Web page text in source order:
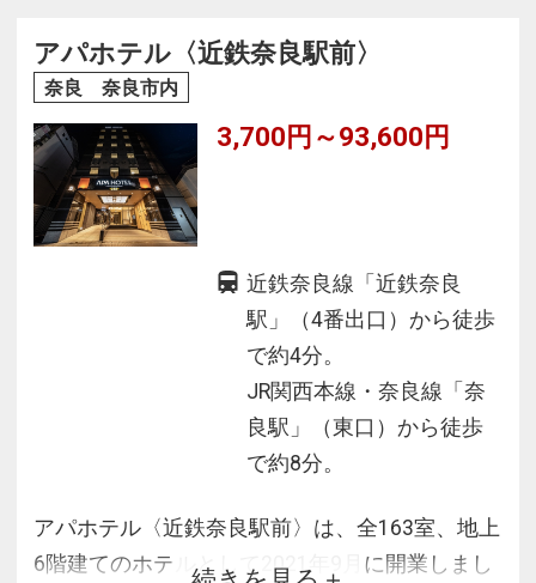
だわりの和食セミブッフェにてご用意致してお
ります。
アパホテル〈近鉄奈良駅前〉
奈良 奈良市内
3,700円～93,600円
近鉄奈良線「近鉄奈良
駅」（4番出口）から徒歩
で約4分。
JR関西本線・奈良線「奈
良駅」（東口）から徒歩
で約8分。
アパホテル〈近鉄奈良駅前〉は、全163室、地上
6階建てのホテルとして2021年9月に開業しまし